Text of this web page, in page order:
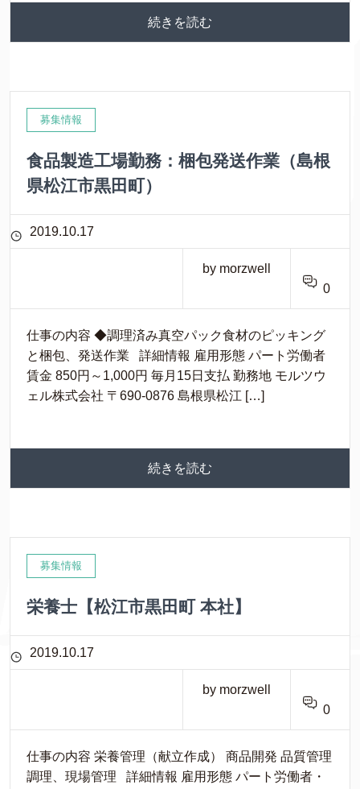
続きを読む
募集情報
食品製造工場勤務：梱包発送作業（島根
県松江市黒田町）
2019.10.17
by morzwell
0
仕事の内容 ◆調理済み真空パック食材のピッキング
と梱包、発送作業 詳細情報 雇用形態 パート労働者
賃金 850円～1,000円 毎月15日支払 勤務地 モルツウ
ェル株式会社 〒690-0876 島根県松江 […]
続きを読む
募集情報
栄養士【松江市黒田町 本社】
2019.10.17
by morzwell
0
仕事の内容 栄養管理（献立作成） 商品開発 品質管理
調理、現場管理 詳細情報 雇用形態 パート労働者・